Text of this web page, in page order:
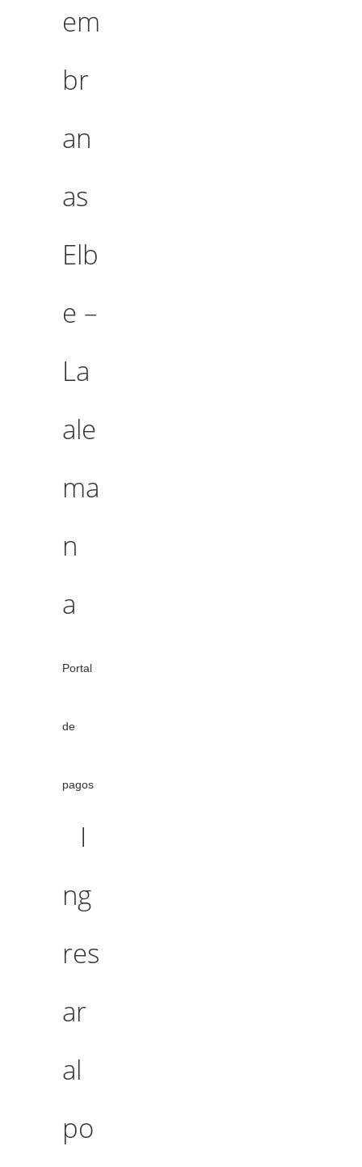
em
br
an
as
Elb
e –
La
ale
ma
n
a
Portal
de
pagos
I
ng
res
ar
al
po